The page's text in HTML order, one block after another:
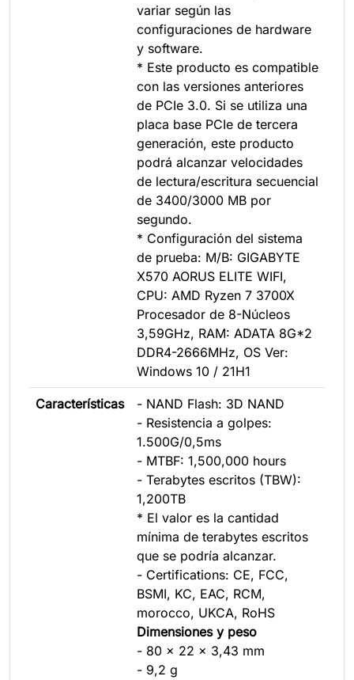
variar según las
configuraciones de hardware
y software.
* Este producto es compatible
con las versiones anteriores
de PCIe 3.0. Si se utiliza una
placa base PCIe de tercera
generación, este producto
podrá alcanzar velocidades
de lectura/escritura secuencial
de 3400/3000 MB por
segundo.
* Configuración del sistema
de prueba: M/B: GIGABYTE
X570 AORUS ELITE WIFI,
CPU: AMD Ryzen 7 3700X
Procesador de 8-Núcleos
3,59GHz, RAM: ADATA 8G*2
DDR4-2666MHz, OS Ver:
Windows 10 / 21H1
Características
- NAND Flash: 3D NAND
- Resistencia a golpes:
1.500G/0,5ms
- MTBF: 1,500,000 hours
- Terabytes escritos (TBW):
1,200TB
* El valor es la cantidad
mínima de terabytes escritos
que se podría alcanzar.
- Certifications: CE, FCC,
BSMI, KC, EAC, RCM,
morocco, UKCA, RoHS
Dimensiones y peso
- 80 x 22 x 3,43 mm
- 9,2 g